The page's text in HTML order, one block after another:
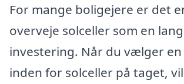
For mange boligejere er det
overveje solceller som en
investering. Når du vælger en
inden for solceller på taget,